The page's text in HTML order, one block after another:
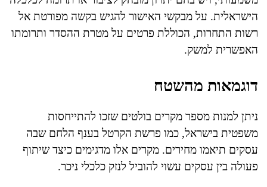
הישראלית. על מבקשי האישור להגיש בקשה מפורטת אל
רשות התחרות, הכוללת פרטים על מטרת ההסדר ותרומתו
האפשרית למשק.
דוגמאות מהשטח
ניתן למנות מספר מקרים בולטים שזכו להתייחסות
משפטית בישראל, כמו פרשת הקרטל בענף הלחם שבה
עסקים תיאמו מחירים. מקרים אלו מדגימים כיצד שיתוף
פעולה בין עסקים עשוי להוביל לנזק כלכלי ניכר.